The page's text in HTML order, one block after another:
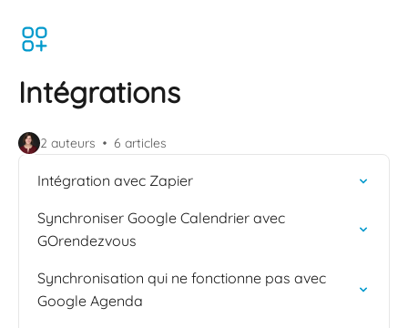
Intégrations
2 auteurs 6 articles
Intégration avec Zapier
Synchroniser Google Calendrier avec
GOrendezvous
Synchronisation qui ne fonctionne pas avec
Google Agenda